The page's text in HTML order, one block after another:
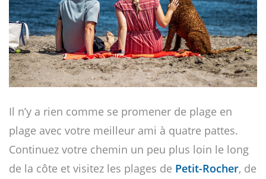
Il n’y a rien comme se promener de plage en
plage avec votre meilleur ami à quatre pattes.
Continuez votre chemin un peu plus loin le long
de la côte et visitez les plages de Petit-Rocher, de